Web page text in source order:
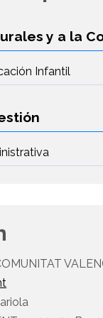
y a la
Infantil